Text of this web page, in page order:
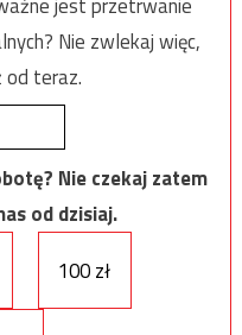
Nie zwlekaj więc,
od teraz.
Nie czekaj zatem
od dzisiaj.
100 zł